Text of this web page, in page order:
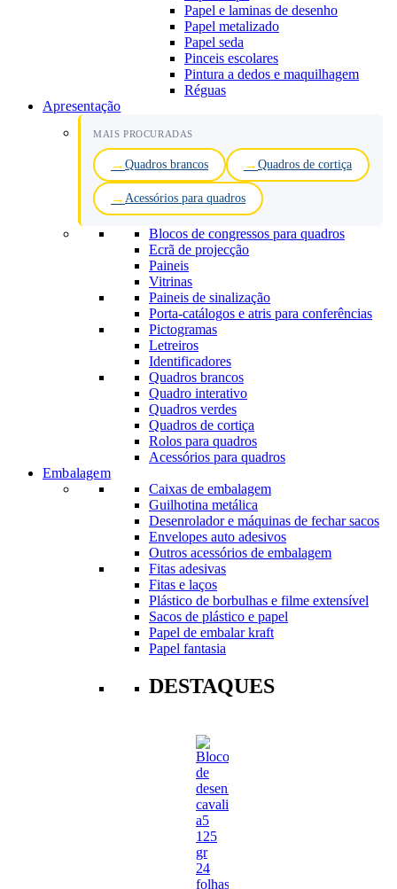
Papel e laminas de desenho
Papel metalizado
Papel seda
Pinceis escolares
Pintura a dedos e maquilhagem
Réguas
Apresentação
MAIS PROCURADAS
Quadros brancos Quadros de cortiça
Acessórios para quadros
Blocos de congressos para quadros
Ecrã de projecção
Paineis
Vitrinas
Paineis de sinalização
Porta-catálogos e atris para conferências
Pictogramas
Letreiros
Identificadores
Quadros brancos
Quadro interativo
Quadros verdes
Quadros de cortiça
Rolos para quadros
Acessórios para quadros
Embalagem
Caixas de embalagem
Guilhotina metálica
Desenrolador e máquinas de fechar sacos
Envelopes auto adesivos
Outros acessórios de embalagem
Fitas adesivas
Fitas e laços
Plástico de borbulhas e filme extensível
Sacos de plástico e papel
Papel de embalar kraft
Papel fantasia
DESTAQUES